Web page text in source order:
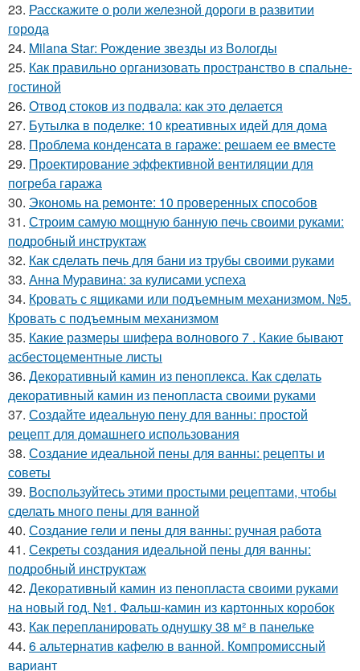
23. Расскажите о роли железной дороги в развитии
города
24. Milana Star: Рождение звезды из Вологды
25. Как правильно организовать пространство в спальне-
гостиной
26. Отвод стоков из подвала: как это делается
27. Бутылка в поделке: 10 креативных идей для дома
28. Проблема конденсата в гараже: решаем ее вместе
29. Проектирование эффективной вентиляции для
погреба гаража
30. Экономь на ремонте: 10 проверенных способов
31. Строим самую мощную банную печь своими руками:
подробный инструктаж
32. Как сделать печь для бани из трубы своими руками
33. Анна Муравина: за кулисами успеха
34. Кровать с ящиками или подъемным механизмом. №5.
Кровать с подъемным механизмом
35. Какие размеры шифера волнового 7 . Какие бывают
асбестоцементные листы
36. Декоративный камин из пеноплекса. Как сделать
декоративный камин из пенопласта своими руками
37. Создайте идеальную пену для ванны: простой
рецепт для домашнего использования
38. Создание идеальной пены для ванны: рецепты и
советы
39. Воспользуйтесь этими простыми рецептами, чтобы
сделать много пены для ванной
40. Создание гели и пены для ванны: ручная работа
41. Секреты создания идеальной пены для ванны:
подробный инструктаж
42. Декоративный камин из пенопласта своими руками
на новый год. №1. Фальш-камин из картонных коробок
43. Как перепланировать однушку 38 м² в панельке
44. 6 альтернатив кафелю в ванной. Компромиссный
вариант